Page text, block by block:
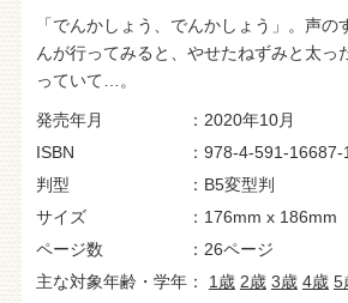
「でんかしょう、でんかしょう」。声の
んが行ってみると、やせたねずみと太っ
っていて…。
発売年月
2020年10月
ISBN
978-4-591-16687-
判型
B5変型判
サイズ
176mm x 186mm
ページ数
26ページ
主な対象年齢・学年
1歳 2歳 3歳 4歳 5